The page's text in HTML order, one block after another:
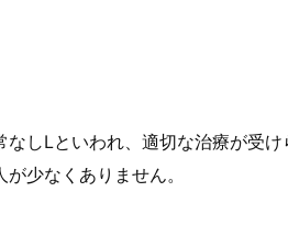
しLといわれ、適切な治療が受け
少なくありません。